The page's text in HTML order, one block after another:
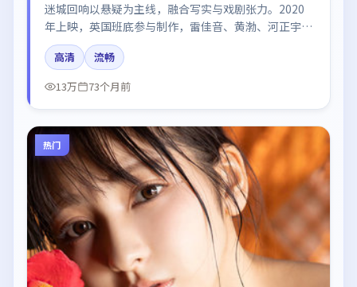
迷城回响以悬疑为主线，融合写实与戏剧张力。2020
年上映，英国班底参与制作，雷佳音、黄渤、河正宇在
片中呈现细腻表演，影像风格统一，配乐与剪辑强化了
情绪曲线。
高清
流畅
13万
73个月前
热门